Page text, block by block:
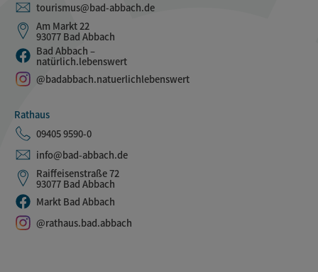
tourismus@bad-abbach.de
Am Markt 22
93077 Bad Abbach
Bad Abbach –
natürlich.lebenswert
@badabbach.natuerlichlebenswert
Rathaus
09405 9590-0
info@bad-abbach.de
Raiffeisenstraße 72
93077 Bad Abbach
Markt Bad Abbach
@rathaus.bad.abbach